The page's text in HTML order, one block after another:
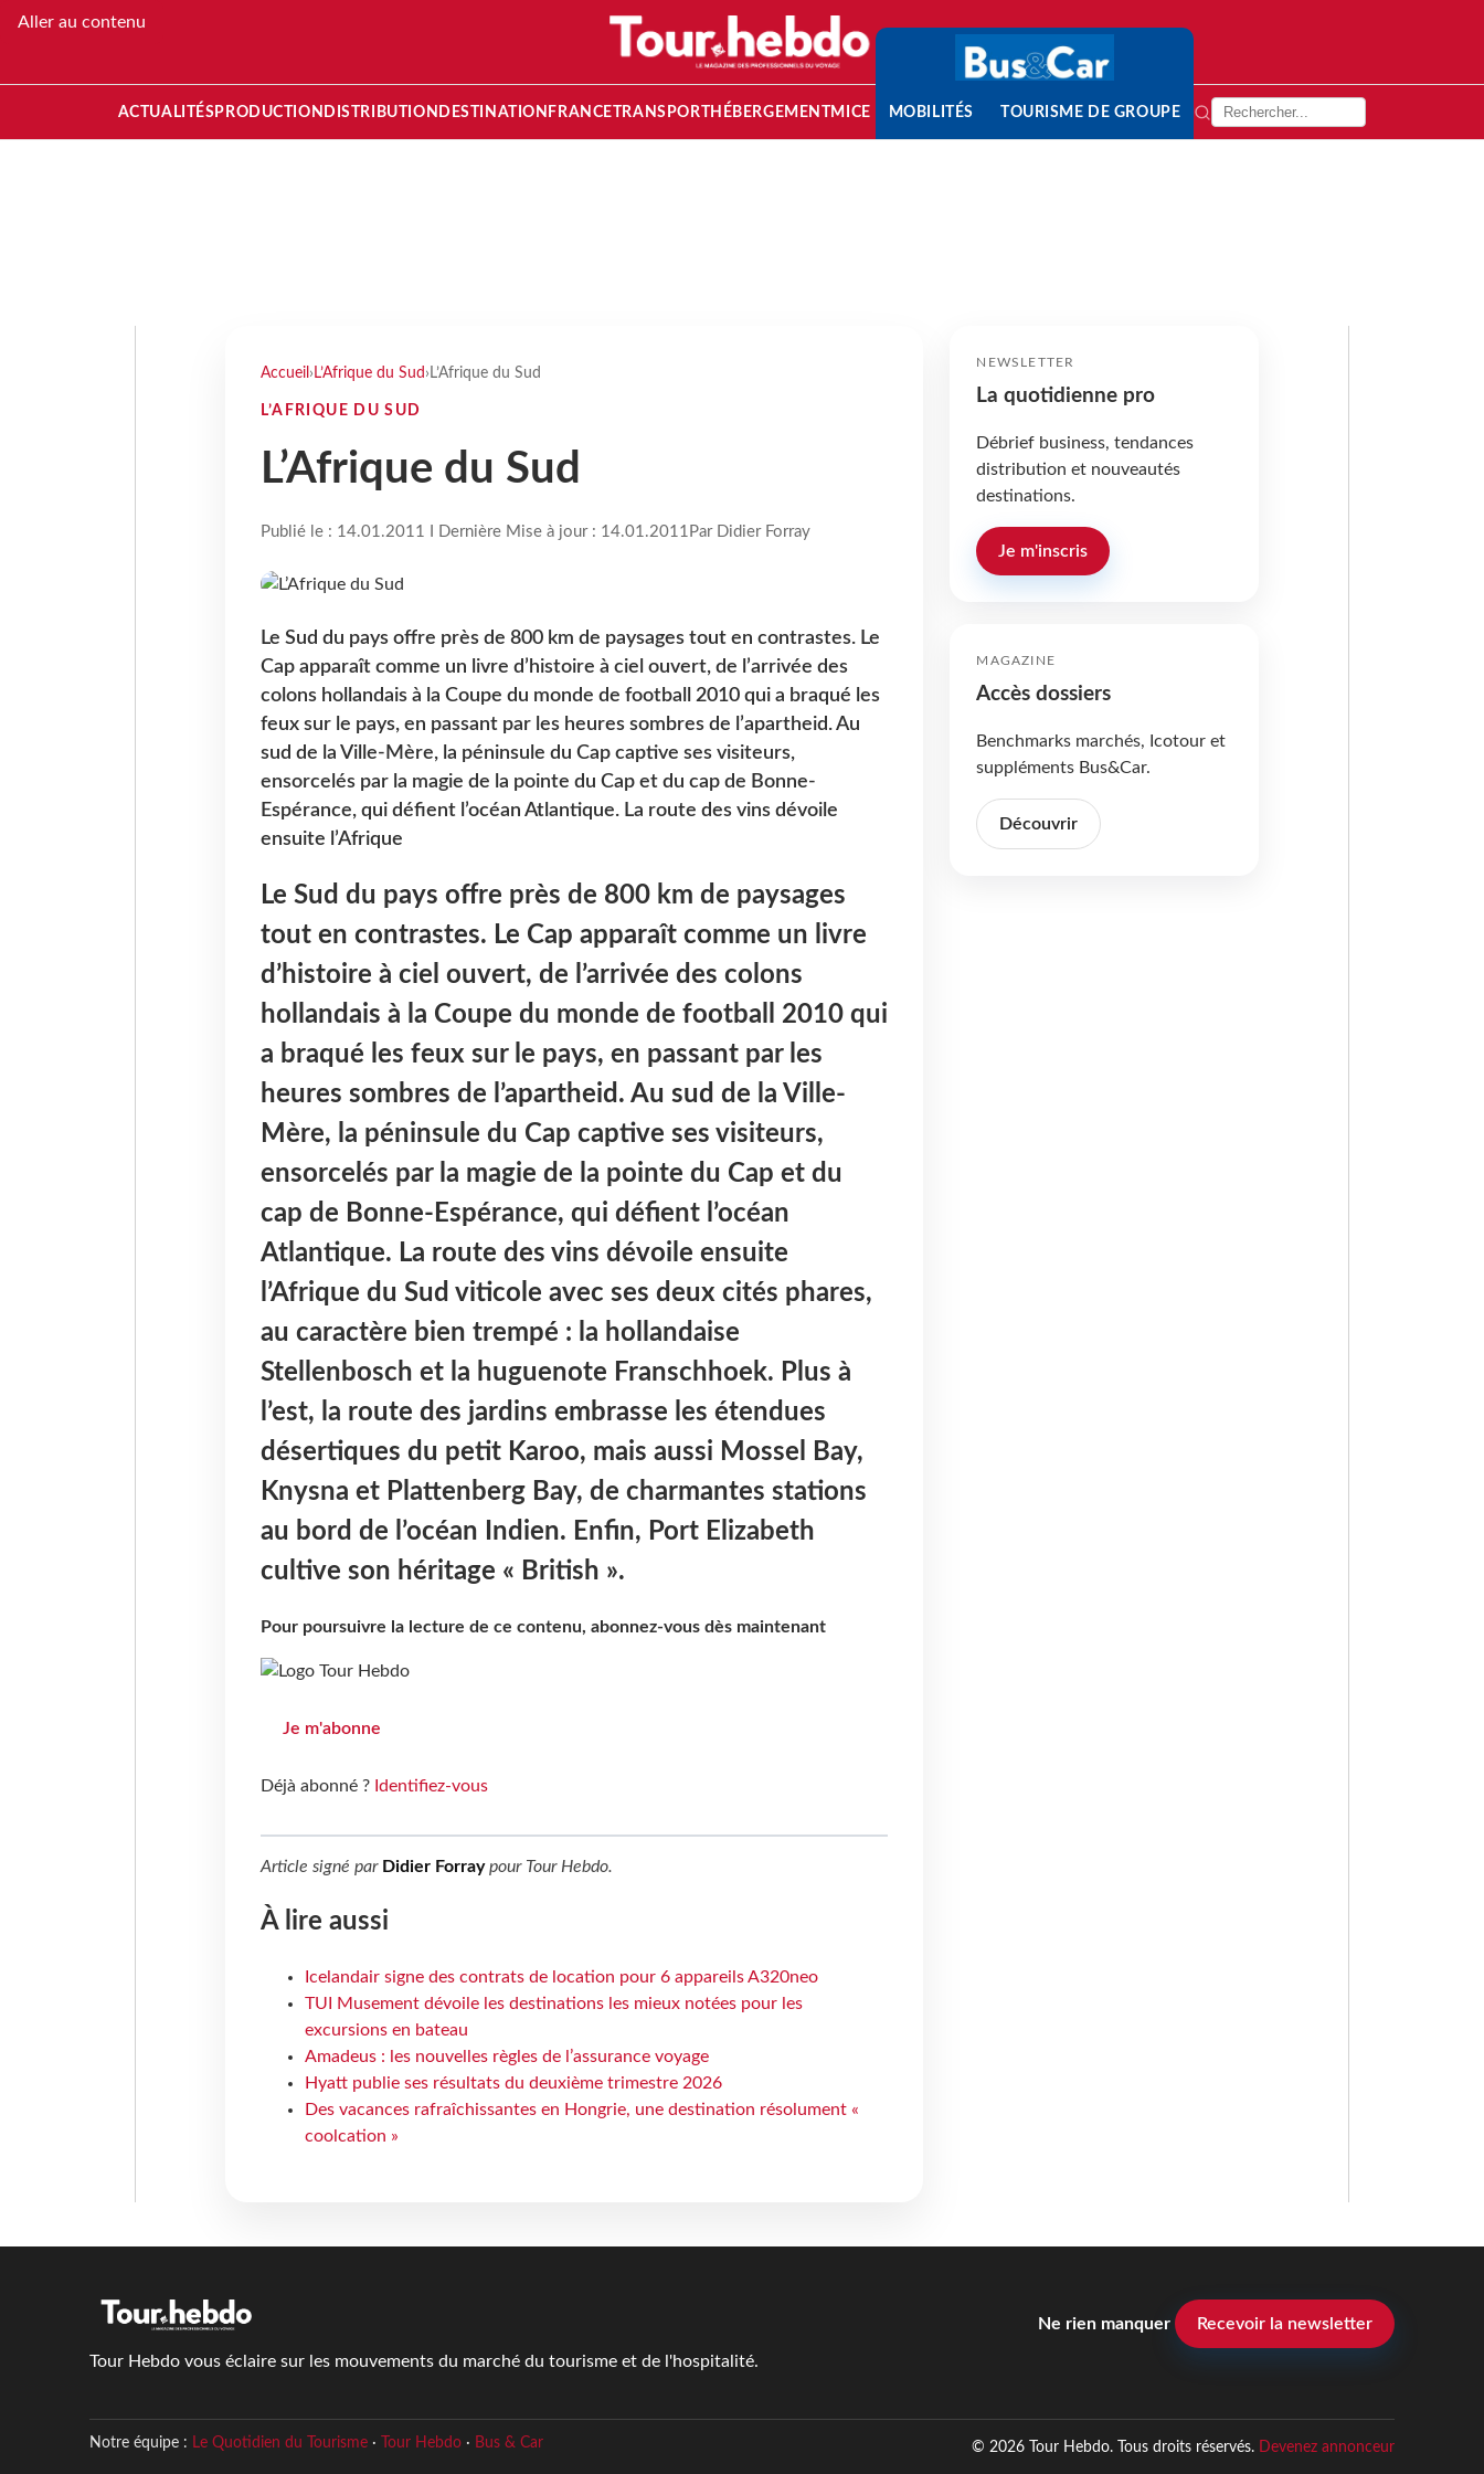
Aller au contenu
ACTUALITÉS PRODUCTION DISTRIBUTION DESTINATION FRANCETRANSPORT HÉBERGEMENTMICE MOBILITÉS TOURISME DE GROUPE
Accueil › L’Afrique du Sud › L’Afrique du Sud
L’AFRIQUE DU SUD
L’Afrique du Sud
Publié le : 14.01.2011 I Dernière Mise à jour : 14.01.2011 Par Didier Forray
Le Sud du pays offre près de 800 km de paysages tout en contrastes. Le
Cap apparaît comme un livre d’histoire à ciel ouvert, de l’arrivée des
colons hollandais à la Coupe du monde de football 2010 qui a braqué les
feux sur le pays, en passant par les heures sombres de l’apartheid. Au
sud de la Ville-Mère, la péninsule du Cap captive ses visiteurs,
ensorcelés par la magie de la pointe du Cap et du cap de Bonne-
Espérance, qui défient l’océan Atlantique. La route des vins dévoile
ensuite l’Afrique
Le Sud du pays offre près de 800 km de paysages
tout en contrastes. Le Cap apparaît comme un livre
d’histoire à ciel ouvert, de l’arrivée des colons
hollandais à la Coupe du monde de football 2010 qui
a braqué les feux sur le pays, en passant par les
heures sombres de l’apartheid. Au sud de la Ville-
Mère, la péninsule du Cap captive ses visiteurs,
ensorcelés par la magie de la pointe du Cap et du
cap de Bonne-Espérance, qui défient l’océan
Atlantique. La route des vins dévoile ensuite
l’Afrique du Sud viticole avec ses deux cités phares,
au caractère bien trempé : la hollandaise
Stellenbosch et la huguenote Franschhoek. Plus à
l’est, la route des jardins embrasse les étendues
désertiques du petit Karoo, mais aussi Mossel Bay,
Knysna et Plattenberg Bay, de charmantes stations
au bord de l’océan Indien. Enfin, Port Elizabeth
cultive son héritage « British ».
Pour poursuivre la lecture de ce contenu, abonnez-vous dès maintenant
Je m'abonne
Déjà abonné ? Identifiez-vous
Article signé par Didier Forraypour Tour Hebdo.
À lire aussi
Icelandair signe des contrats de location pour 6 appareils A320neo
TUI Musement dévoile les destinations les mieux notées pour les
excursions en bateau
Amadeus : les nouvelles règles de l’assurance voyage
Hyatt publie ses résultats du deuxième trimestre 2026
Des vacances rafraîchissantes en Hongrie, une destination résolument «
coolcation »
NEWSLETTER
La quotidienne pro
Débrief business, tendances
distribution et nouveautés
destinations.
Je m'inscris
MAGAZINE
Accès dossiers
Benchmarks marchés, Icotour et
suppléments Bus&Car.
Découvrir
Tour Hebdo vous éclaire sur les mouvements du marché du tourisme et de l'hospitalité.
Ne rien manquer Recevoir la newsletter
Notre équipe : Le Quotidien du Tourisme· Tour Hebdo· Bus & Car © 2026 Tour Hebdo. Tous droits réservés. Devenez annonceur